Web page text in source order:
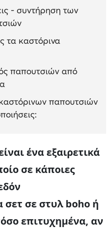
- συντήρηση των
τα καστόρινα
παπουτσιών από
παπουτσιών
ένα εξαιρετικά
σε κάποιες
σετ σε στυλ boho ή
επιτυχημένα, αν